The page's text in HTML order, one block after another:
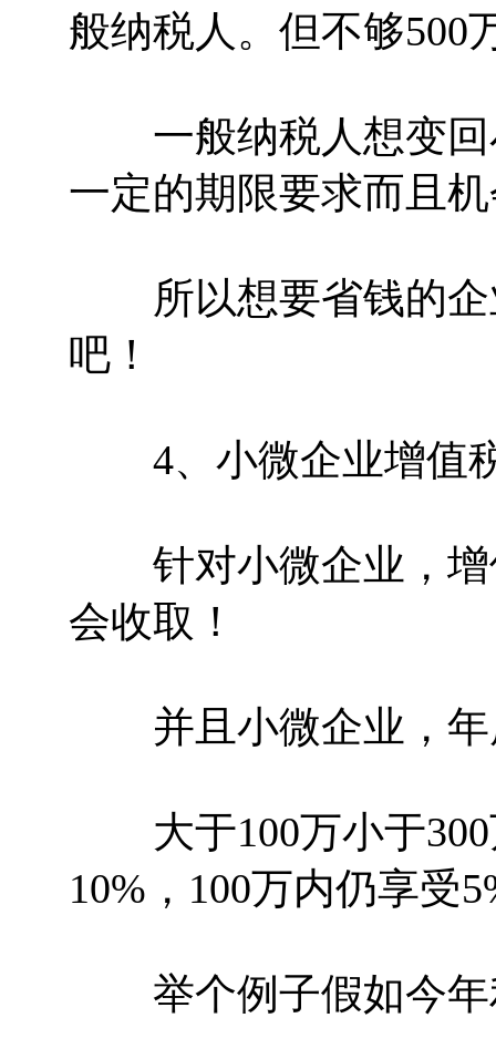
般纳税人。但不够500
一般纳税人想变回
一定的期限要求而且
所以想要省钱的企
吧！
4、小微企业增值
针对小微企业，增
会收取！
并且小微企业，年
大于100万小于300
10%，100万内仍享受
举个例子假如今年